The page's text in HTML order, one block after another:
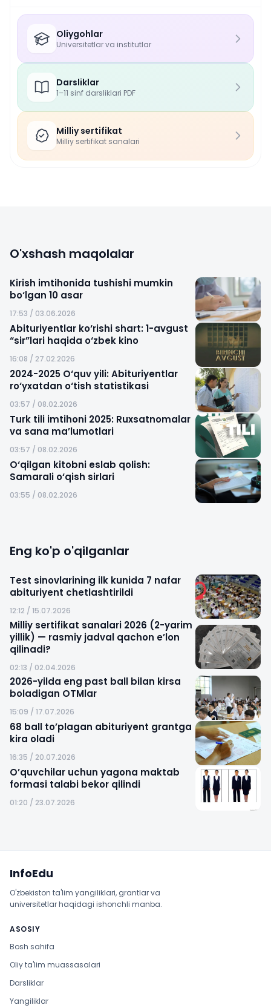
Oliygohlar
Universitetlar va institutlar
Darsliklar
1–11 sinf darsliklari PDF
Milliy sertifikat
Milliy sertifikat sanalari
O'xshash maqolalar
Kirish imtihonida tushishi mumkin
bo‘lgan 10 asar
17:53 / 03.06.2026
Abituriyentlar ko‘rishi shart: 1-avgust
“sir”lari haqida o‘zbek kino
16:08 / 27.02.2026
2024-2025 O‘quv yili: Abituriyentlar
ro‘yxatdan o‘tish statistikasi
03:57 / 08.02.2026
Turk tili imtihoni 2025: Ruxsatnomalar
va sana ma’lumotlari
03:57 / 08.02.2026
O‘qilgan kitobni eslab qolish:
Samarali o‘qish sirlari
03:55 / 08.02.2026
Eng ko'p o'qilganlar
Test sinovlarining ilk kunida 7 nafar
abituriyent chetlashtirildi
12:12 / 15.07.2026
Milliy sertifikat sanalari 2026 (2-yarim
yillik) — rasmiy jadval qachon e’lon
qilinadi?
02:13 / 02.04.2026
2026-yilda eng past ball bilan kirsa
boladigan OTMlar
15:09 / 17.07.2026
68 ball to’plagan abituriyent grantga
kira oladi
16:35 / 20.07.2026
O’quvchilar uchun yagona maktab
formasi talabi bekor qilindi
01:20 / 23.07.2026
InfoEdu
O'zbekiston ta'lim yangiliklari, grantlar va
universitetlar haqidagi ishonchli manba.
ASOSIY
Bosh sahifa
Oliy ta'lim muassasalari
Darsliklar
Yangiliklar